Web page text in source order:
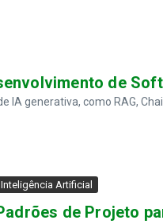
de
IA generativa, como RAG,
Inteligência Artificial
de Projeto